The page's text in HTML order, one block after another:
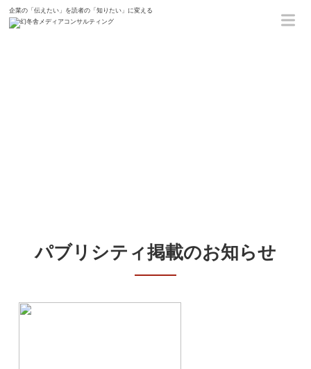
企業の「伝えたい」を読者の「知りたい」に変える
ホーム 新着情報
パブリシティ掲載のお知らせ